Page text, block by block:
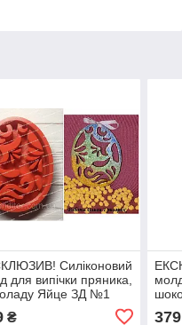
Силіконовий
для випічки пряника,
Яйце ЗД №1
₴ 379